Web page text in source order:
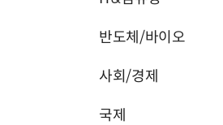
반도체/바이오
사회/경제
국제